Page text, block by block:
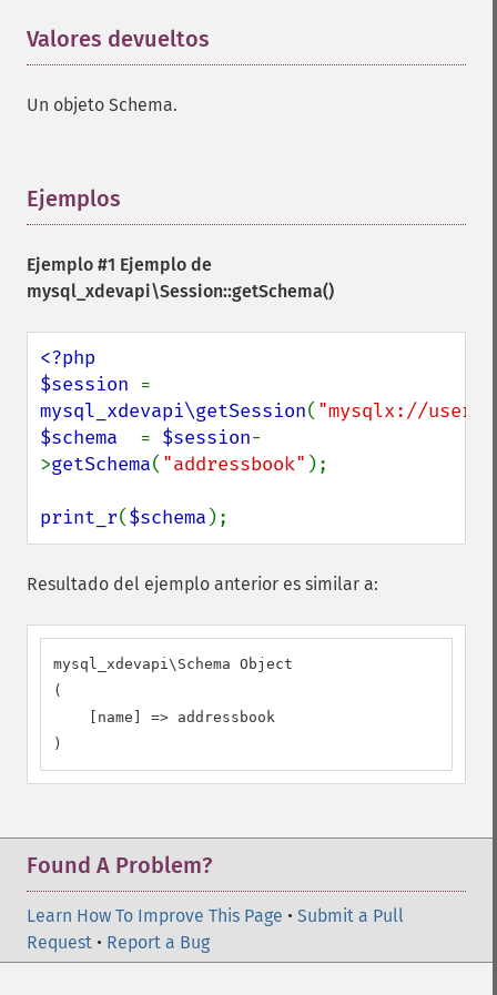
Valores devueltos
Un objeto Schema.
Ejemplos
Ejemplo #1 Ejemplo de
mysql_xdevapi\Session::getSchema()
<?php
$session
mysql_xdevapi\getSession( "mysqlx://
$schema = $session-
>getSchema( "addressbook" );
print_r($schema );
Resultado del ejemplo anterior es similar a:
mysql_xdevapi\Schema Object
(
    [name] => addressbook
)
Found A Problem?
Learn How To Improve This Page • Submit a Pull
Request • Report a Bug